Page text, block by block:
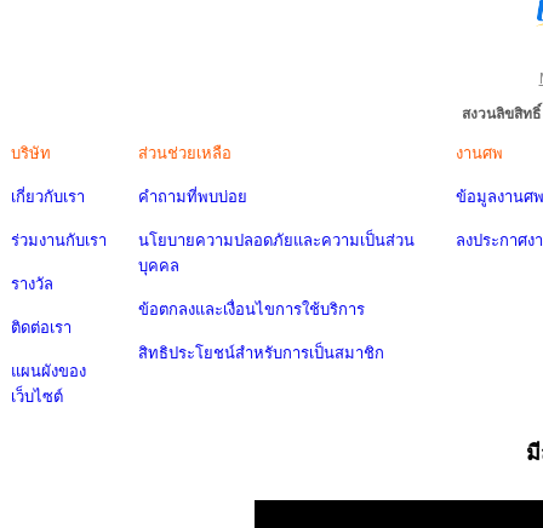
สงวนลิขสิท
บริษัท
เกี่ยวกับเรา
ร่วมงานกับเรา
รางวัล
ติดต่อเรา
แผนผังของ
เว็บไซต์
ส่วนช่วยเหลือ
คำถามที่พบบ่อย
นโยบายความปลอดภัยและความเป็นส่วน
บุคคล
ข้อตกลงและเงื่อนไขการใช้บริการ
สิทธิประโยชน์สำหรับการเป็นสมาชิก
งานศพ
ข้อมูลงานศพ
ลงประกาศง